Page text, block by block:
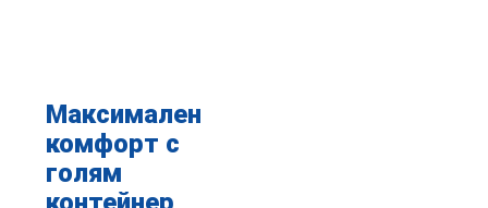
Максимален
комфорт с
голям